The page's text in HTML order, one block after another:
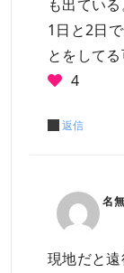
も出ている
1日と2日
とをしてる
4
返信
名
現地だと